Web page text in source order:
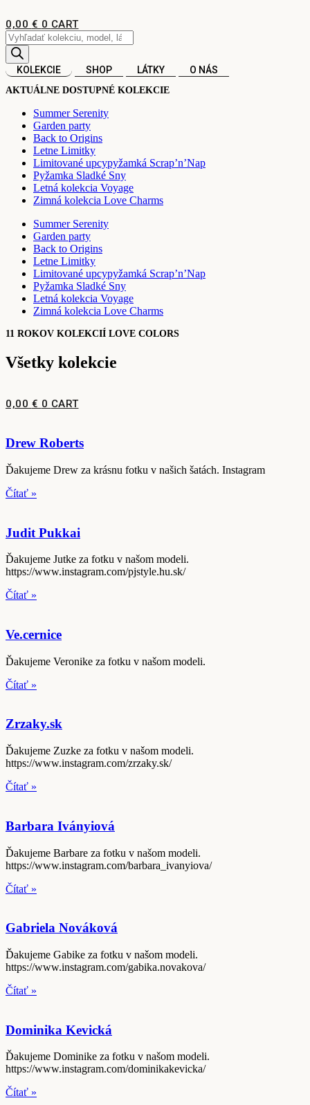
na
obsah
0,00 € 0 CART
Products
search
KOLEKCIE SHOP LÁTKY O NÁS
AKTUÁLNE DOSTUPNÉ KOLEKCIE
Summer Serenity
Garden party
Back to Origins
Letne Limitky
Limitované upcypyžamká Scrap’n’Nap
Pyžamka Sladké Sny
Letná kolekcia Voyage
Zimná kolekcia Love Charms
Summer Serenity
Garden party
Back to Origins
Letne Limitky
Limitované upcypyžamká Scrap’n’Nap
Pyžamka Sladké Sny
Letná kolekcia Voyage
Zimná kolekcia Love Charms
11 ROKOV KOLEKCIÍ LOVE COLORS
Všetky kolekcie
0,00 € 0 CART
Drew Roberts
Ďakujeme Drew za krásnu fotku v našich šatách. Instagram
Čítať »
Judit Pukkai
Ďakujeme Jutke za fotku v našom modeli.
https://www.instagram.com/pjstyle.hu.sk/
Čítať »
Ve.cernice
Ďakujeme Veronike za fotku v našom modeli.
Čítať »
Zrzaky.sk
Ďakujeme Zuzke za fotku v našom modeli.
https://www.instagram.com/zrzaky.sk/
Čítať »
Barbara Iványiová
Ďakujeme Barbare za fotku v našom modeli.
https://www.instagram.com/barbara_ivanyiova/
Čítať »
Gabriela Nováková
Ďakujeme Gabike za fotku v našom modeli.
https://www.instagram.com/gabika.novakova/
Čítať »
Dominika Kevická
Ďakujeme Dominike za fotku v našom modeli.
https://www.instagram.com/dominikakevicka/
Čítať »